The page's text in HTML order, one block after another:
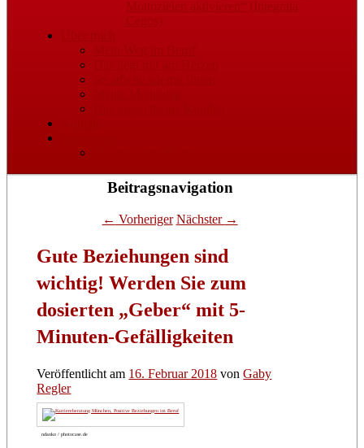
Beitragsnavigation
← Vorheriger Nächster →
Gute Beziehungen sind
wichtig! Werden Sie zum
dosierten „Geber“ mit 5-
Minuten-Gefälligkeiten
Veröffentlicht am 16. Februar 2018 vonGaby
Regler
ndanko / photocase.de